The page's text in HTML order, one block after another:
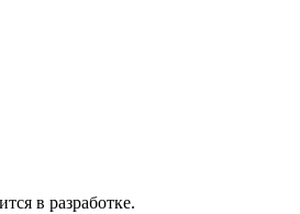
в разработке.